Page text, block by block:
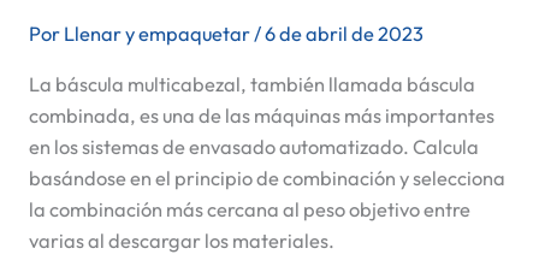
Por Llenar y empaquetar/6 de abril de 2023
La báscula multicabezal, también llamada báscula
combinada, es una de las máquinas más importantes
en los sistemas de envasado automatizado. Calcula
basándose en el principio de combinación y selecciona
la combinación más cercana al peso objetivo entre
varias al descargar los materiales.